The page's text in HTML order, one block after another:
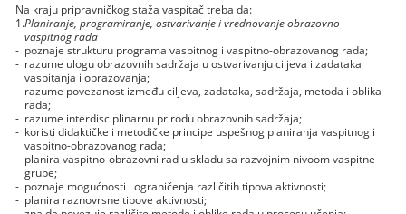
Na kraju pripravničkog staža vaspitač treba da:
1.Planiranje, programiranje, ostvarivanje i vrednovanje obrazovno-
vaspitnog rada
- poznaje strukturu programa vaspitnog i vaspitno-obrazovanog rada;
- razume ulogu obrazovnih sadržaja u ostvarivanju ciljeva i zadataka
vaspitanja i obrazovanja;
- razume povezanost između ciljeva, zadataka, sadržaja, metoda i oblika
rada;
- razume interdisciplinarnu prirodu obrazovnih sadržaja;
- koristi didaktičke i metodičke principe uspešnog planiranja vaspitnog i
vaspitno-obrazovanog rada;
- planira vaspitno-obrazovni rad u skladu sa razvojnim nivoom vaspitne
grupe;
- poznaje mogućnosti i ograničenja različitih tipova aktivnosti;
- planira raznovrsne tipove aktivnosti;